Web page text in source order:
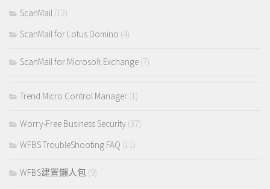
ScanMail (12)
ScanMail for Lotus Domino (4)
ScanMail for Microsoft Exchange (7)
Trend Micro Control Manager (1)
Worry-Free Business Security (37)
WFBS TroubleShooting FAQ (11)
WFBS建置懶人包 (9)